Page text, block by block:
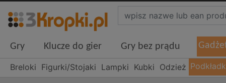
Gry Klucze do gier Gry bez prądu
Breloki Figurki/Stojaki Lampki Kubki Odzież